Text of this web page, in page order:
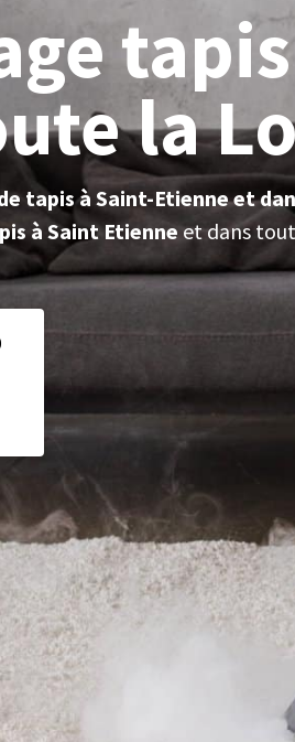
la
tapis à Saint-Etienne et
à Saint Etienneet dans